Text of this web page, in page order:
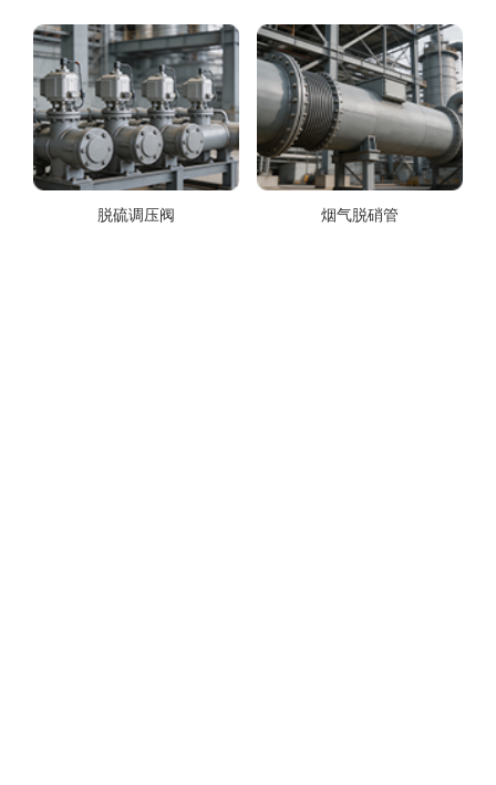
脱硫调压阀 烟气脱硝管